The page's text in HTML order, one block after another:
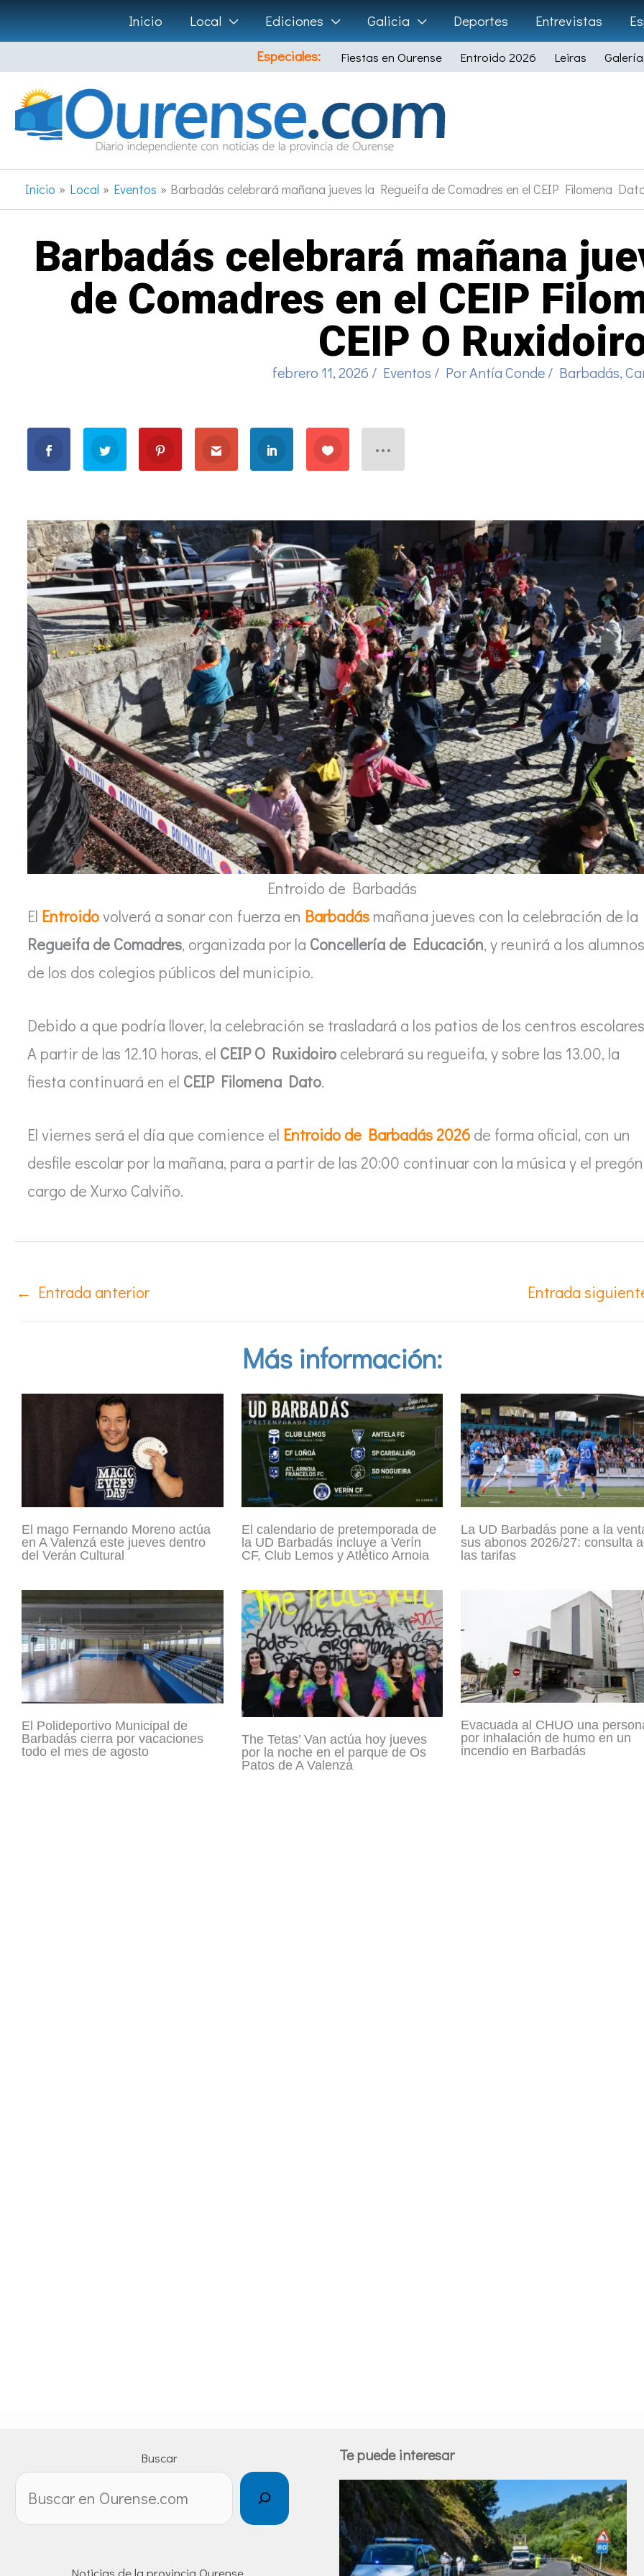
Ir
al
contenido
Inicio Local Ediciones Galicia Deportes Entrevistas
Especiales:
Fiestas en Ourense Entroido 2026 Leiras
Inicio Local Eventos Barbadás celebrará mañana jueves la Regueifa de Comadres en el CEIP Filomena
Barbadás celebrará mañana
de Comadres en el CEIP
CEIP O
febrero 11, 2026 / Eventos / PorAntía Conde/ Barbadás,
Entroido de Barbadás
El Entroidovolverá a sonar con fuerza en Barbadás mañana jueves con la celebración de la
Regueifa de Comadres, organizada por la Concellería de Educación, y reunirá a los alumnos
de los dos colegios públicos del municipio.
Debido a que podría llover, la celebración se trasladará a los patios de los centros
A partir de las 12.10 horas, el CEIP O Ruxidoiro celebrará su regueifa, y sobre las 13.00, la
fiesta continuará en el CEIP Filomena Dato.
El viernes será el día que comience el Entroido de Barbadás 2026 de forma oficial, con un
desfile escolar por la mañana, para a partir de las 20:00 continuar con la música y el
cargo de Xurxo Calviño.
← Entrada anterior Entrada
Más información:
El mago Fernando Moreno actúa
en A Valenzá este jueves dentro
del Verán Cultural
El calendario de pretemporada de
la UD Barbadás incluye a Verín
CF, Club Lemos y Atlético Arnoia
La UD Barbadás pone a la
sus abonos 2026/27: consulta
las tarifas
El Polideportivo Municipal de
Barbadás cierra por vacaciones
todo el mes de agosto
The Tetas’ Van actúa hoy jueves
por la noche en el parque de Os
Patos de A Valenzá
Evacuada al CHUO una
por inhalación de humo en un
incendio en Barbadás
Buscar Te puede interesar